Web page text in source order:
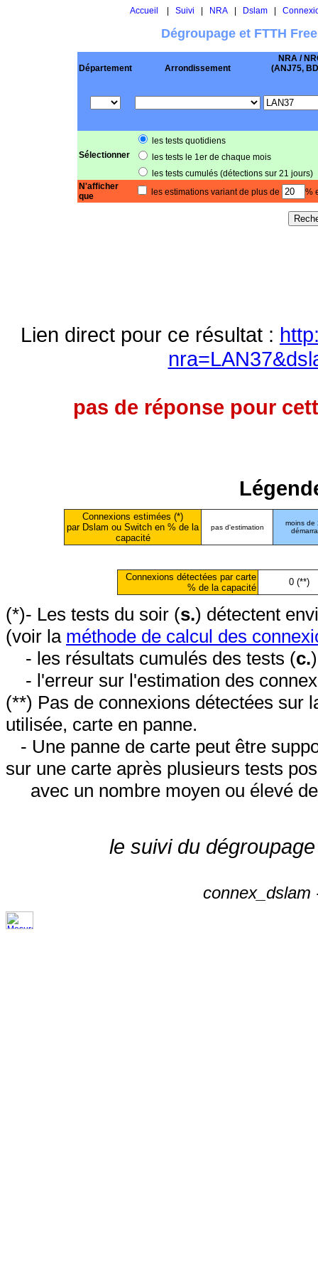
Accueil Suivi NRA| Dslam|
Dégroupage et FTTH
Département Arrondissement
NRA /
(ANJ75,
Sélectionner
les tests quotidiens
les tests le 1er de chaque mois
les tests cumulés (détections sur 21 jours)
N'afficher
que
les estimations variant de plus de %
Lien direct pour ce résultat :
pas de réponse pour
Connexions estimées (*)
par Dslam ou Switch en % de la
capacité
pas d'estimation
moins de
Connexions détectées par carte
% de la capacité
0 (**)
(*)- Les tests du soir (s.) détectent
(voir la méthode de calcul des
- les résultats cumulés des tests (c.
- l'erreur sur l'estimation des
(**) Pas de connexions détectées sur
utilisée, carte en panne.
- Une panne de carte peut être
sur une carte après plusieurs tests
avec un nombre moyen ou élevé
le suivi du
connex_dslam